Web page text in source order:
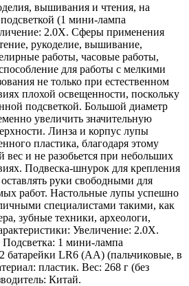
вышивания и чтения, на
(1 мини-лампа
2.0X. Сферы применения
рукоделие, вышивание,
работы, часовые работы,
для работы с мелкими
не только при естественном
плохой освещенности, поскольку
подсветкой. Большой диаметр
увеличить значительную
Линза и корпус лупы
пластика, благодаря этому
вес и не разобьется при небольших
Подвеска-шнурок для крепления
руки свободными для
работ. Настольные лупы успешно
специалистами такими, как
зубные техники, археологи,
Увеличение: 2.0X.
1 мини-лампа
батарейки LR6 (AA) (пальчиковые, в
пластик. Вес: 268 г (без
Китай.